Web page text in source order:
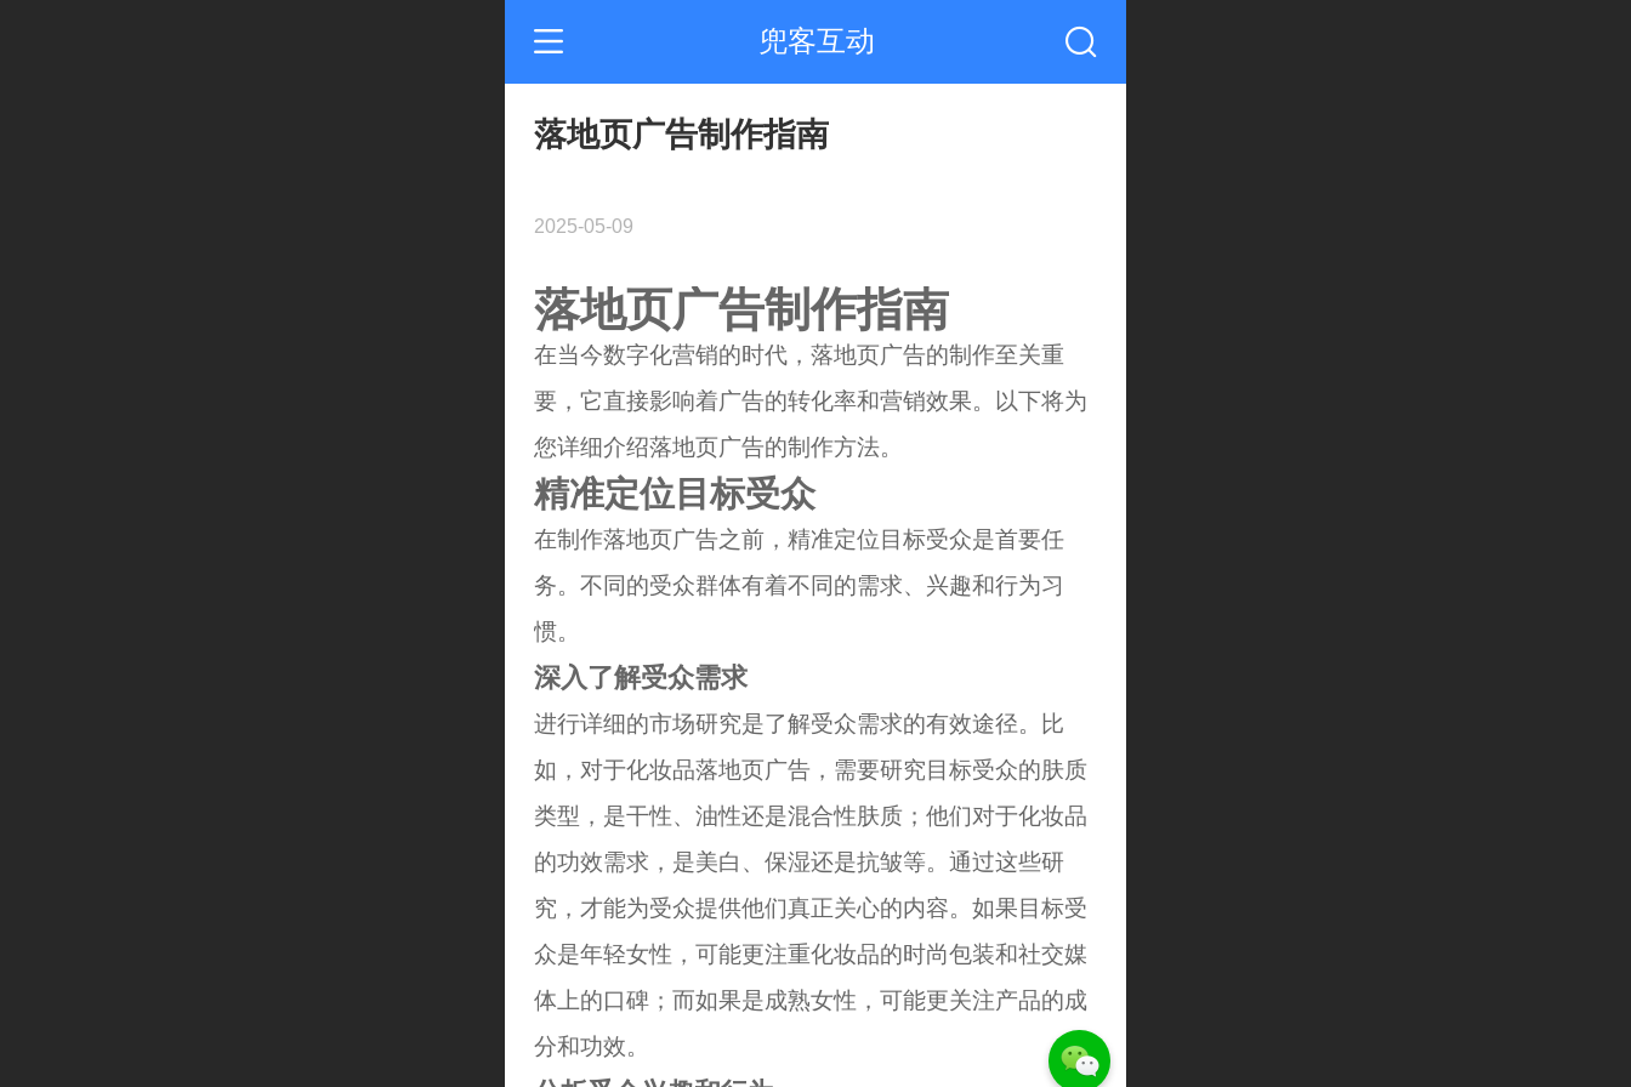
兜客互动
落地页广告制作指南
2025-05-09
落地页广告制作指南
在当今数字化营销的时代，落地页广告的制作至关重
要，它直接影响着广告的转化率和营销效果。以下将为
您详细介绍落地页广告的制作方法。
精准定位目标受众
在制作落地页广告之前，精准定位目标受众是首要任
务。不同的受众群体有着不同的需求、兴趣和行为习
惯。
深入了解受众需求
进行详细的市场研究是了解受众需求的有效途径。比
如，对于化妆品落地页广告，需要研究目标受众的肤质
类型，是干性、油性还是混合性肤质；他们对于化妆品
的功效需求，是美白、保湿还是抗皱等。通过这些研
究，才能为受众提供他们真正关心的内容。如果目标受
众是年轻女性，可能更注重化妆品的时尚包装和社交媒
体上的口碑；而如果是成熟女性，可能更关注产品的成
分和功效。